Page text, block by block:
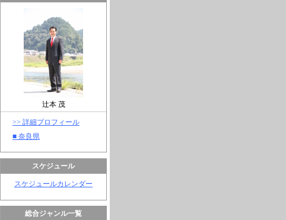
辻本 茂
>> 詳細プロフィール
■ 奈良県
スケジュール
スケジュールカレンダー
総合ジャンル一覧